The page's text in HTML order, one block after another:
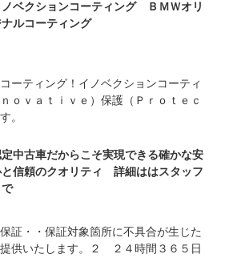
12ヶ月または法定24ヶ月点検整備付
車検整備付の場合は法定24ヶ月点検整備付
したメカニックによる３６０°チェック。ドイ
の教育・訓練を受けたＢＭＷ専門のメカニッ
チェックします。
ノベクションコーティング ＢＭＷオリ
ナルコーティング
ーティング！イノベクションコーティ
ｏｖａｔｉｖｅ）保護（Ｐｒｏｔｅｃ
。
中古車だからこそ実現できる確かな安
と信頼のクオリティ 詳細ははスタッフ
で
証・・保証対象箇所に不具合が生じた
供いたします。２ ２４時間３６５日